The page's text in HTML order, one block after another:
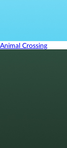
Animal Crossing